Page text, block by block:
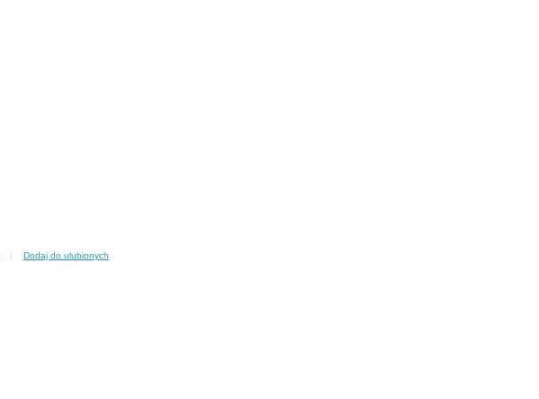
| Dodaj do ulubionych